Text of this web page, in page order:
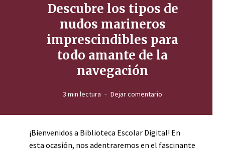
Descubre los tipos de
nudos marineros
imprescindibles para
todo amante de la
navegación
3 min lectura Dejar comentario
¡Bienvenidos a Biblioteca Escolar Digital! En
esta ocasión, nos adentraremos en el fascinante